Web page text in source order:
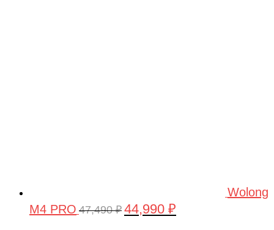
Wolong
M4 PRO 47,490₽ Первоначальная
44,990 ₽